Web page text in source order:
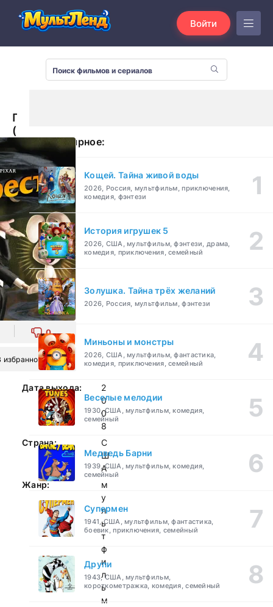
Войти
Престо
(2008)
0
избранное
Дата выхода:
2
0
0
8
Страна:
С
Ш
А
Жанр:
м
у
л
ь
т
ф
и
л
ь
м
Популярное:
Кощей. Тайна живой воды
2026, Россия, мультфильм, приключения,
комедия, фэнтези
История игрушек 5
2026, США, мультфильм, фэнтези, драма,
комедия, приключения, семейный
Золушка. Тайна трёх желаний
2026, Россия, мультфильм, фэнтези
Миньоны и монстры
2026, США, мультфильм, фантастика,
комедия, приключения, семейный
Веселые мелодии
1930, США, мультфильм, комедия,
семейный
Медведь Барни
1939, США, мультфильм, комедия,
семейный
Супермен
1941, США, мультфильм, фантастика,
боевик, приключения, семейный
Друпи
1943, США, мультфильм,
короткометражка, комедия, семейный